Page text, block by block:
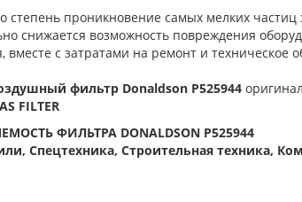
степень проникновение самых мелких
снижается возможность повреждения
вместе с затратами на ремонт и техническое
фильтр Donaldson P525944
AS FILTER
ФИЛЬТРА DONALDSON P525944
Спецтехника, Строительная техника,